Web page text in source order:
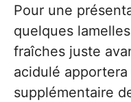
Pour une
quelques
fraîches juste
acidulé
supplémentaire